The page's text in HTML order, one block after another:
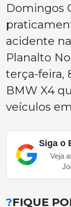
Domingos
acidente
Planalto
terça-feira,
BMW X4
veículos
Siga o
Veja
?FIQUE